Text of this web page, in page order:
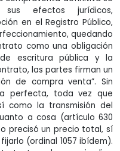
efectos jurídicos,
en el Registro Público,
quedando
como una obligación
escritura pública y la
las partes firman un
de compra venta”. Sin
perfecta, toda vez que
como la transmisión del
a cosa (artículo 630
precisó un precio total, sí
(ordinal 1057 ibídem).